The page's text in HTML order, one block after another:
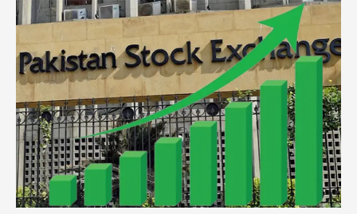
اسٹاک
مارکیٹ
میں
بڑی
پیش
رفت،
انڈیکس
میں
نمایاں
اضافہ